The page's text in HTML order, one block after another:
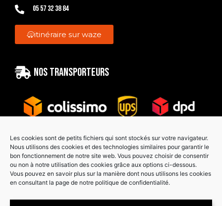
Les cookies sont de petits fichiers qui sont stockés sur votre navigateur.
Nous utilisons des cookies et des technologies similaires pour garantir le
bon fonctionnement de notre site web. Vous pouvez choisir de consentir
ou non à notre utilisation des cookies grâce aux options ci-dessous.
Vous pouvez en savoir plus sur la manière dont nous utilisons les cookies
en consultant la page de notre politique de confidentialité.
05 57 32 38 84
itinéraire sur waze
Nos transporteurs
Paiement sécurisé